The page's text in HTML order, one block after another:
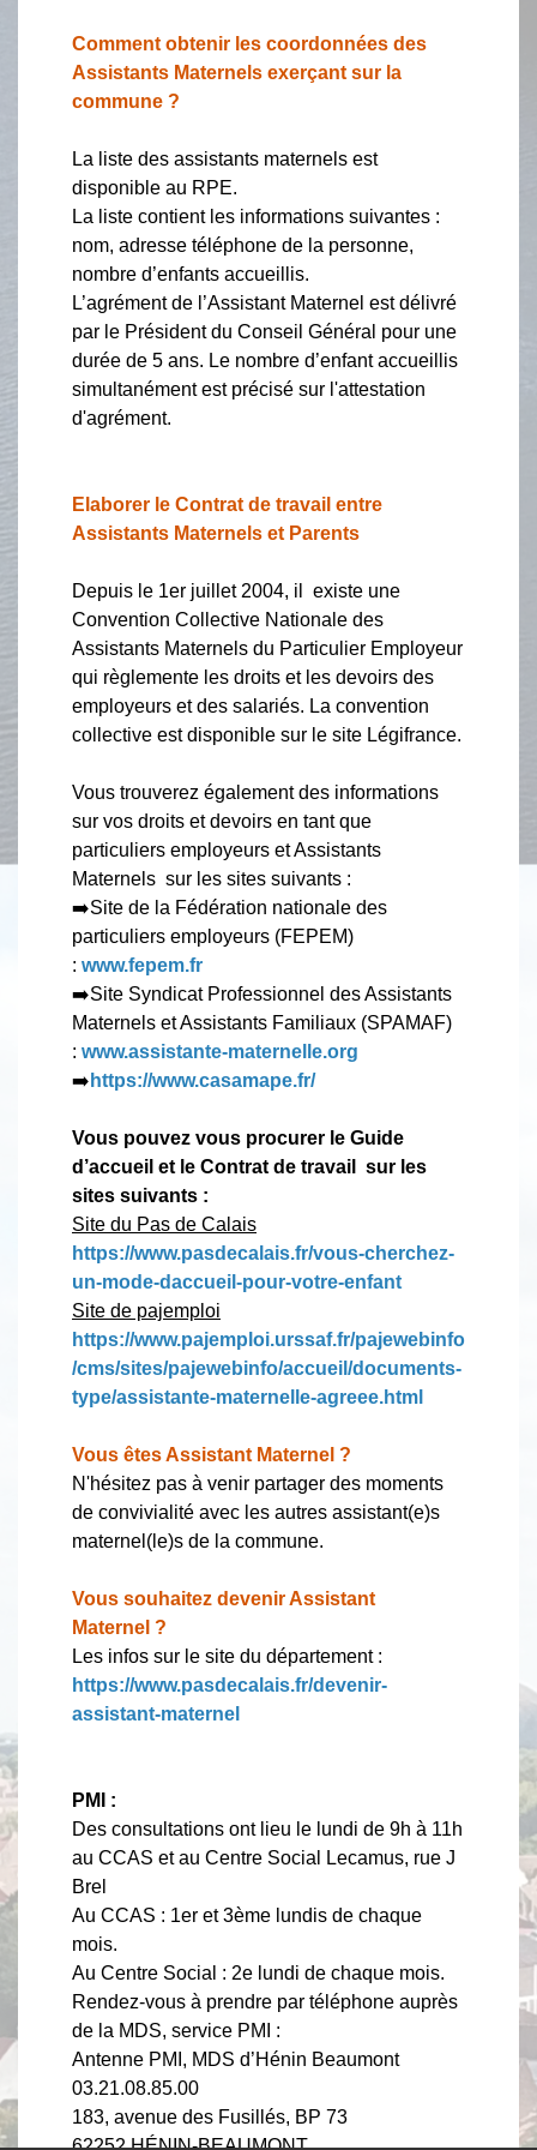
Comment obtenir les coordonnées des
Assistants Maternels exerçant sur la
commune ?
La liste des assistants maternels est
disponible au RPE.
La liste contient les informations suivantes :
nom, adresse téléphone de la personne,
nombre d’enfants accueillis.
L’agrément de l’Assistant Maternel est délivré
par le Président du Conseil Général pour une
durée de 5 ans. Le nombre d’enfant accueillis
simultanément est précisé sur l'attestation
d'agrément.
Elaborer le Contrat de travail entre
Assistants Maternels et Parents
Depuis le 1er juillet 2004, il existe une
Convention Collective Nationale des
Assistants Maternels du Particulier Employeur
qui règlemente les droits et les devoirs des
employeurs et des salariés. La convention
collective est disponible sur le site Légifrance.
Vous trouverez également des informations
sur vos droits et devoirs en tant que
particuliers employeurs et Assistants
Maternels sur les sites suivants :
➡️Site de la Fédération nationale des
particuliers employeurs (FEPEM)
: www.fepem.fr
➡️Site Syndicat Professionnel des Assistants
Maternels et Assistants Familiaux (SPAMAF)
: www.assistante-maternelle.org
➡️ https://www.casamape.fr/
Vous pouvez vous procurer le Guide
d’accueil et le Contrat de travail sur les
sites suivants :
Site du Pas de Calais
https://www.pasdecalais.fr/vous-cherchez-
un-mode-daccueil-pour-votre-enfant
Site de pajemploi
https://www.pajemploi.urssaf.fr/pajewebinfo
/cms/sites/pajewebinfo/accueil/documents-
type/assistante-maternelle-agreee.html
Vous êtes Assistant Maternel ?
N'hésitez pas à venir partager des moments
de convivialité avec les autres assistant(e)s
maternel(le)s de la commune.
Vous souhaitez devenir Assistant
Maternel ?
Les infos sur le site du département :
https://www.pasdecalais.fr/devenir-
assistant-maternel
PMI :
Des consultations ont lieu le lundi de 9h à 11h
au CCAS et au Centre Social Lecamus, rue J
Brel
Au CCAS : 1er et 3ème lundis de chaque
mois.
Au Centre Social : 2e lundi de chaque mois.
Rendez-vous à prendre par téléphone auprès
de la MDS, service PMI :
Antenne PMI, MDS d’Hénin Beaumont
03.21.08.85.00
183, avenue des Fusillés, BP 73